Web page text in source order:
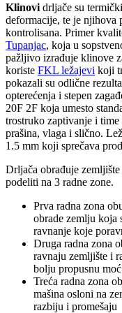
Klinovi drljače su
deformacije, te je njihova
kontrolisana. Primer
Tupanjac, koja u
pažljivo izrađuje klinove
koriste FKL ležajevi koji
pokazali su odlične
opterećenja i stepen
20F 2F koja umesto
trostruko zaptivanje i time
prašina, vlaga i slično.
1.5 mm koji sprečava
Drljača obrađuje
podeliti na 3 radne zone.
Prva radna zona
obrade zemlju koja
ravnanje koje
Druga radna zona
ravnaju zemljište i
bolju propusnu moć
Treća radna zona
mašina osloni na
razbiju i promešaju